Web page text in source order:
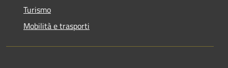
Turismo
Mobilità e trasporti